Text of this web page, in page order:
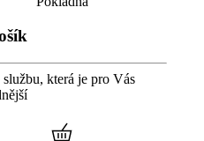
službu, která je pro Vás